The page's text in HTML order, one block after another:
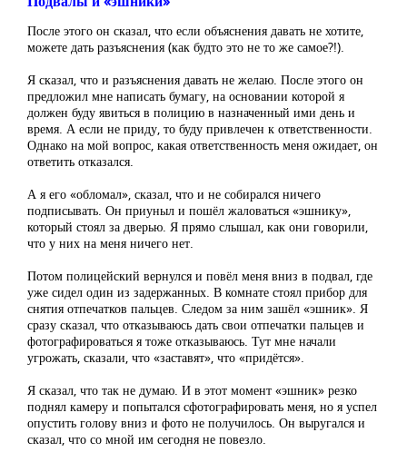
После этого он сказал, что если объяснения давать не хотите,
можете дать разъяснения (как будто это не то же самое?!).
Я сказал, что и разъяснения давать не желаю. После этого он
предложил мне написать бумагу, на основании которой я
должен буду явиться в полицию в назначенный ими день и
время. А если не приду, то буду привлечен к ответственности.
Однако на мой вопрос, какая ответственность меня ожидает, он
ответить отказался.
А я его «обломал», сказал, что и не собирался ничего
подписывать. Он приуныл и пошёл жаловаться «эшнику»,
который стоял за дверью. Я прямо слышал, как они говорили,
что у них на меня ничего нет.
Потом полицейский вернулся и повёл меня вниз в подвал, где
уже сидел один из задержанных. В комнате стоял прибор для
снятия отпечатков пальцев. Следом за ним зашёл «эшник». Я
сразу сказал, что отказываюсь дать свои отпечатки пальцев и
фотографироваться я тоже отказываюсь. Тут мне начали
угрожать, сказали, что «заставят», что «придётся».
Я сказал, что так не думаю. И в этот момент «эшник» резко
поднял камеру и попытался сфотографировать меня, но я успел
опустить голову вниз и фото не получилось. Он выругался и
сказал, что со мной им сегодня не повезло.